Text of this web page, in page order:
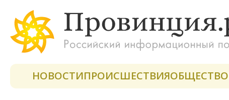
НОВОСТИПРОИСШЕСТВИЯОБЩЕСТВО